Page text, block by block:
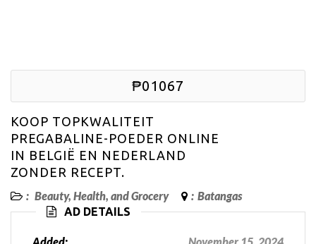
₱01067
KOOP TOPKWALITEIT
PREGABALINE-POEDER ONLINE
IN BELGIË EN NEDERLAND
ZONDER RECEPT.
: Beauty, Health, and Grocery : Batangas
AD DETAILS